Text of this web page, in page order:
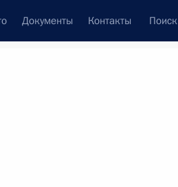
Документы Контакты Поиск